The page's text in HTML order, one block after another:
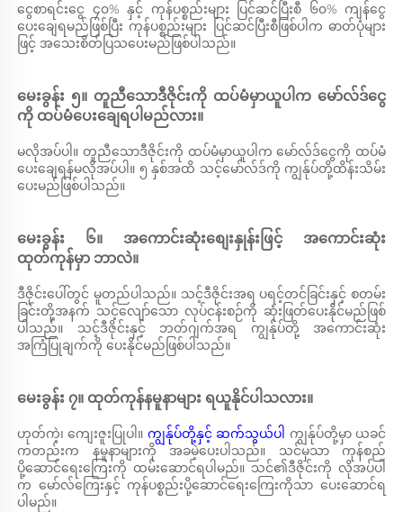
ငွေစာရင်းငွေ ၄၀% နှင့် ကုန်ပစ္စည်းများ ပြင်ဆင်ပြီးစီ ၆၀% ကျန်ငွေ
ပေးချေရမည်ဖြစ်ပြီး ကုန်ပစ္စည်းများ ပြင်ဆင်ပြီးစီဖြစ်ပါက ဓာတ်ပုံများ
ဖြင့် အသေးစိတ်ပြသပေးမည်ဖြစ်ပါသည်။
မေးခွန်း ၅။ တူညီသောဒီဇိုင်းကို ထပ်မံမှာယူပါက မော်လ်ဒ်ငွေ
ကို ထပ်မံပေးချေရပါမည်လား။
မလိုအပ်ပါ။ တူညီသောဒီဇိုင်းကို ထပ်မံမှာယူပါက မော်လ်ဒ်ငွေကို ထပ်မံ
ပေးချေရန်မလိုအပ်ပါ။ ၅ နှစ်အထိ သင့်မော်လ်ဒ်ကို ကျွန်ုပ်တို့ထိန်းသိမ်း
ပေးမည်ဖြစ်ပါသည်။
မေးခွန်း ၆။ အကောင်းဆုံးစျေးနှုန်းဖြင့် အကောင်းဆုံး
ထုတ်ကုန်မှာ ဘာလဲ။
ဒီဇိုင်းပေါ်တွင် မူတည်ပါသည်။ သင့်ဒီဇိုင်းအရ ပရင့်တင်ခြင်းနှင့် စတမ်း
ခြင်းတို့အနက် သင့်လျော်သော လုပ်ငန်းစဉ်ကို ဆုံးဖြတ်ပေးနိုင်မည်ဖြစ်
ပါသည်။ သင့်ဒီဇိုင်းနှင့် ဘတ်ဂျက်အရ ကျွန်ုပ်တို့ အကောင်းဆုံး
အကြံပြုချက်ကို ပေးနိုင်မည်ဖြစ်ပါသည်။
မေးခွန်း ၇။ ထုတ်ကုန်နမူနာများ ရယူနိုင်ပါသလား။
ဟုတ်ကဲ့၊ ကျေးဇူးပြုပါ။ ကျွန်ုပ်တို့နှင့် ဆက်သွယ်ပါ ကျွန်ုပ်တို့မှာ ယခင်
ကတည်းက နမူနာများကို အခမဲ့ပေးပါသည်။ သင်မှသာ ကုန်စည်
ပို့ဆောင်ရေးကြေးကို ထမ်းဆောင်ရပါမည်။ သင်၏ဒီဇိုင်းကို လိုအပ်ပါ
က မော်လ်ကြေးနှင့် ကုန်ပစ္စည်းပို့ဆောင်ရေးကြေးကိုသာ ပေးဆောင်ရ
ပါမည်။